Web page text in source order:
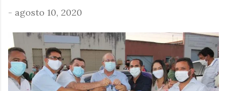
- agosto 10, 2020